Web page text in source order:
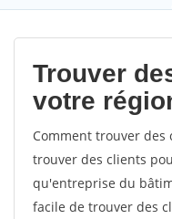
Trouver
votre
Comment trouver des
trouver des clients
qu'entreprise du
facile de trouver des